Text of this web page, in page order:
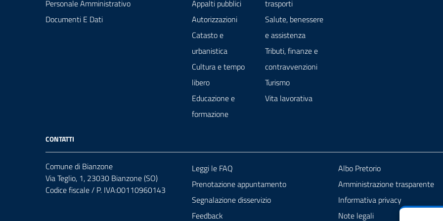
Personale Amministrativo
Documenti E Dati
Appalti pubblici
Autorizzazioni
Catasto e
urbanistica
Cultura e tempo
libero
Educazione e
formazione
trasporti
Salute, benessere
e assistenza
Tributi, finanze e
contravvenzioni
Turismo
Vita lavorativa
CONTATTI
Comune di Bianzone
Via Teglio, 1, 23030 Bianzone (SO)
Codice fiscale / P. IVA:00110960143
Leggi le FAQ
Prenotazione appuntamento
Segnalazione disservizio
Feedback
Albo Pretorio
Amministrazione trasparente
Informativa privacy
Note legali